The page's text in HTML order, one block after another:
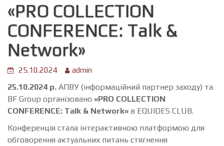
«PRO COLLECTION
CONFERENCE: Talk &
Network»
25.10.2024 admin
25.10.2024 р. АПВУ (інформаційний партнер заходу) та
BF Group організовано «PRO COLLECTION
CONFERENCE: Talk & Network» в EQUIDES CLUB.
Конференція стала інтерактивною платформою для
обговорення актуальних питань стягнення